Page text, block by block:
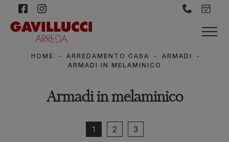
HOME - ARREDAMENTO CASA - ARMADI
-
ARMADI IN MELAMINICO
Armadi in melaminico
1 2 3